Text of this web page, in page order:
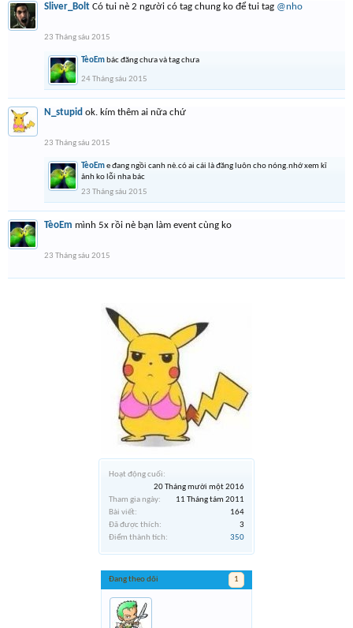
Hoạt động cuối:
20 Tháng mười một 2016
Tham gia ngày:
11 Tháng tám 2011
Bài viết:
164
Đã được thích:
3
Điểm thành tích:
350
Đang theo dõi 1
Sliver_Bolt Có tui nè 2 người có tag chung ko để tui tag @nho
23 Tháng sáu 2015
TèoEm bác đăng chưa và tag chưa
24 Tháng sáu 2015
N_stupid ok. kím thêm ai nữa chứ
23 Tháng sáu 2015
TèoEme đang ngồi canh nè.có ai cái là đăng luôn cho nóng.nhớ xem kĩ
ảnh ko lỗi nha bác
23 Tháng sáu 2015
TèoEm mình 5x rồi nè bạn làm event cùng ko
23 Tháng sáu 2015